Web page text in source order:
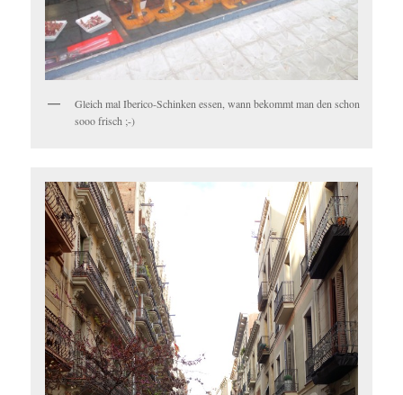
Gleich mal Iberico-Schinken essen, wann bekommt man den schon
sooo frisch ;-)